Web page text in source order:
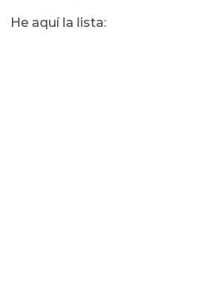
He aquí la lista: